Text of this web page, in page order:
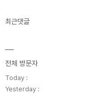
최근댓글
전체 방문자
Today :
Yesterday :